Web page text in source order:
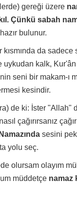
gereği üzere
Çünkü sabah
bulunur.
kısmında da
uykudan kalk,
seni bir makam-ı
kesindir.
de ki: İster "Allah"
çağırırsanız
Namazında sesini
yolu seç.
olursam olayım
müddetçe namaz